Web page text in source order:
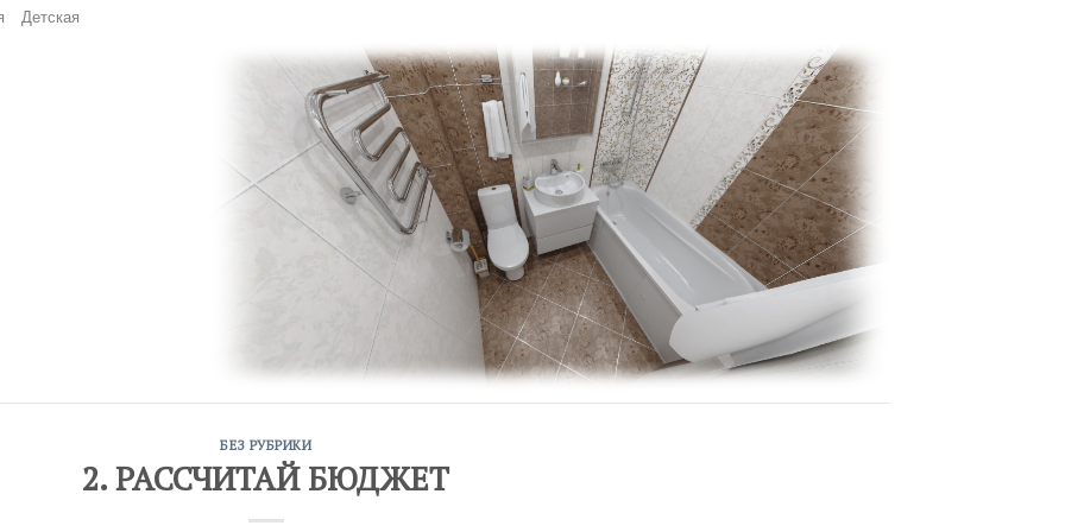
Детская
БЕЗ РУБРИКИ
2. РАССЧИТАЙ БЮДЖЕТ